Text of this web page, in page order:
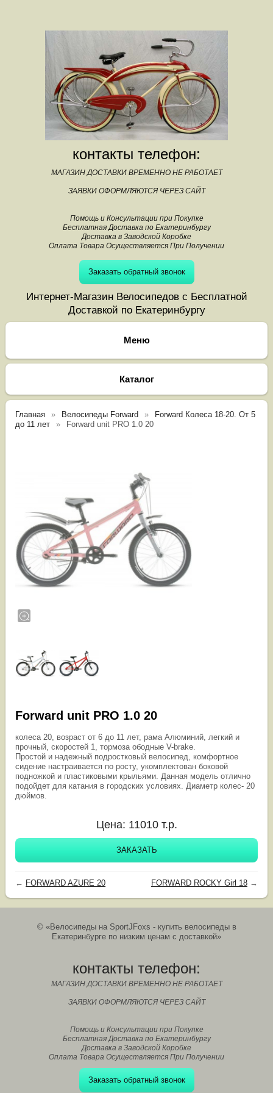
контакты телефон:
МАГАЗИН ДОСТАВКИ ВРЕМЕННО НЕ РАБОТАЕТ
ЗАЯВКИ ОФОРМЛЯЮТСЯ ЧЕРЕЗ САЙТ
Помощь и Консультации при Покупке
Бесплатная Доставка по Екатеринбургу
Доставка в Заводской Коробке
Оплата Товара Осуществляется При Получении
Заказать обратный звонок
Интернет-Магазин Велосипедов с Бесплатной
Доставкой по Екатеринбургу
Каталог
Главная Велосипеды Forward
Forward Колеса 18-20. От 5
до 11 лет
Forward unit PRO 1.0 20
Forward unit PRO 1.0 20
колеса 20, возраст от 6 до 11 лет, рама Алюминий, легкий и
прочный, скоростей 1, тормоза ободные V-brake.
Простой и надежный подростковый велосипед, комфортное
сидение настраивается по росту, укомплектован боковой
подножкой и пластиковыми крыльями. Данная модель отлично
подойдет для катания в городских условиях. Диаметр колес- 20
дюймов.
Цена: 11010т.р.
ЗАКАЗАТЬ
← FORWARD AZURE 20 FORWARD ROCKY Girl 18→
© «Велосипеды на SportJFoxs - купить велосипеды в
Екатеринбурге по низким ценам с доставкой»
контакты телефон:
МАГАЗИН ДОСТАВКИ ВРЕМЕННО НЕ РАБОТАЕТ
ЗАЯВКИ ОФОРМЛЯЮТСЯ ЧЕРЕЗ САЙТ
Помощь и Консультации при Покупке
Бесплатная Доставка по Екатеринбургу
Доставка в Заводской Коробке
Оплата Товара Осуществляется При Получении
Заказать обратный звонок